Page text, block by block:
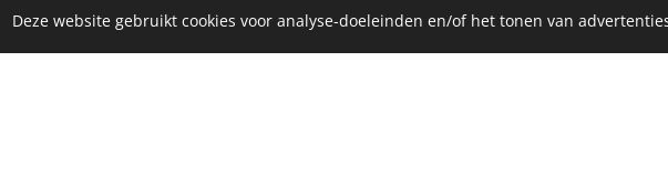
Deze website gebruikt cookies voor analyse-doeleinden en/of het tonen van